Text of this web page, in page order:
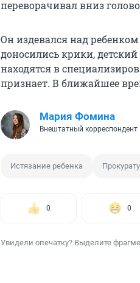
переворачивал вниз
Он издевался над
доносились крики,
находятся в
признает. В ближайшее
Мария Фомина
Внештатный корреспондент
Истязание ребенка
0 0
Увидели опечатку? Выделите